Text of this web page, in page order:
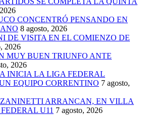
CONCENTRÓ PENSANDO EN
8 agosto, 2026
DE VISITA EN EL COMIENZO DE
2026
MUY BUEN TRIUNFO ANTE
2026
INICIA LA LIGA FEDERAL
EQUIPO CORRENTINO 7 agosto,
ZANINETTI ARRANCAN, EN VILLA
U11 7 agosto, 2026